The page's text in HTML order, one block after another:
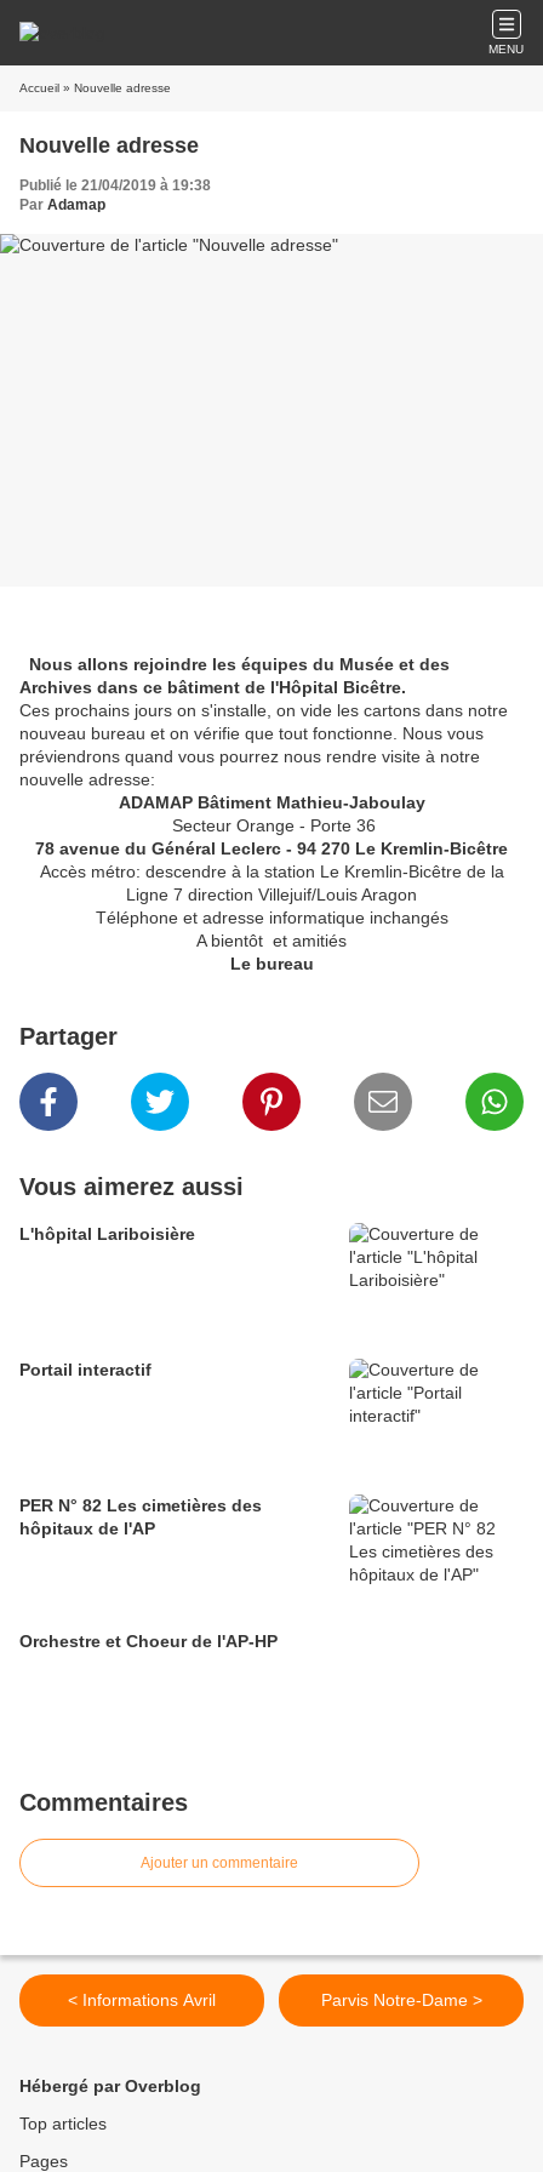
MENU
Accueil » Nouvelle adresse
Nouvelle adresse
Publié le 21/04/2019 à 19:38
Par Adamap
Nous allons rejoindre les équipes du Musée et des
Archives dans ce bâtiment de l'Hôpital Bicêtre.
Ces prochains jours on s'installe, on vide les cartons dans notre
nouveau bureau et on vérifie que tout fonctionne. Nous vous
préviendrons quand vous pourrez nous rendre visite à notre
nouvelle adresse:
ADAMAP Bâtiment Mathieu-Jaboulay
Secteur Orange - Porte 36
78 avenue du Général Leclerc - 94 270 Le Kremlin-Bicêtre
Accès métro: descendre à la station Le Kremlin-Bicêtre de la
Ligne 7 direction Villejuif/Louis Aragon
Téléphone et adresse informatique inchangés
A bientôt et amitiés
Le bureau
Partager
Vous aimerez aussi
L'hôpital Lariboisière
Portail interactif
PER N° 82 Les cimetières des
hôpitaux de l'AP
Orchestre et Choeur de l'AP-HP
Commentaires
Ajouter un commentaire
< Informations Avril Parvis Notre-Dame >
Hébergé par Overblog
Top articles
Pages